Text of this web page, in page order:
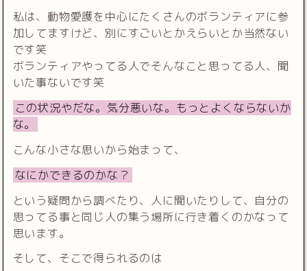
私は、動物愛護を中心にたくさんのボランティアに参
加してますけど、別にすごいとかえらいとか当然ない
です笑
ボランティアやってる人でそんなこと思ってる人、聞
いた事ないです笑
この状況やだな。気分悪いな。もっとよくならないか
な。
こんな小さな思いから始まって、
なにかできるのかな？
という疑問から調べたり、人に聞いたりして、自分の
思ってる事と同じ人の集う場所に行き着くのかなって
思います。
そして、そこで得られるのは